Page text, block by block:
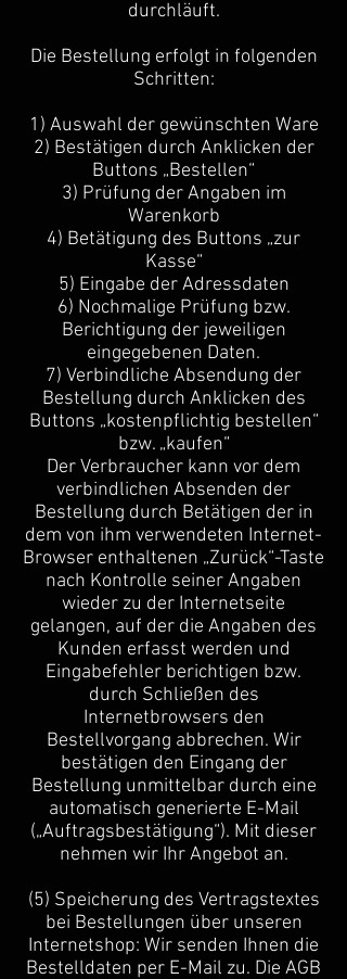
durchläuft.
Die Bestellung erfolgt in folgenden
Schritten:
1) Auswahl der gewünschten Ware
2) Bestätigen durch Anklicken der
Buttons „Bestellen“
3) Prüfung der Angaben im
Warenkorb
4) Betätigung des Buttons „zur
Kasse“
5) Eingabe der Adressdaten
6) Nochmalige Prüfung bzw.
Berichtigung der jeweiligen
eingegebenen Daten.
7) Verbindliche Absendung der
Bestellung durch Anklicken des
Buttons „kostenpflichtig bestellen“
bzw. „kaufen“
Der Verbraucher kann vor dem
verbindlichen Absenden der
Bestellung durch Betätigen der in
dem von ihm verwendeten Internet-
Browser enthaltenen „Zurück“-Taste
nach Kontrolle seiner Angaben
wieder zu der Internetseite
gelangen, auf der die Angaben des
Kunden erfasst werden und
Eingabefehler berichtigen bzw.
durch Schließen des
Internetbrowsers den
Bestellvorgang abbrechen. Wir
bestätigen den Eingang der
Bestellung unmittelbar durch eine
automatisch generierte E-Mail
(„Auftragsbestätigung“). Mit dieser
nehmen wir Ihr Angebot an.
(5) Speicherung des Vertragstextes
bei Bestellungen über unseren
Internetshop: Wir senden Ihnen die
Bestelldaten per E-Mail zu. Die AGB